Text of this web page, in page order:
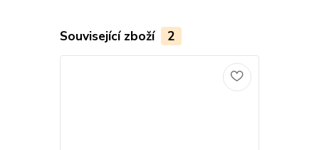
Související zboží 2